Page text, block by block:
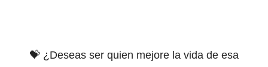
💝 ¿Deseas ser quien mejore la vida de esa